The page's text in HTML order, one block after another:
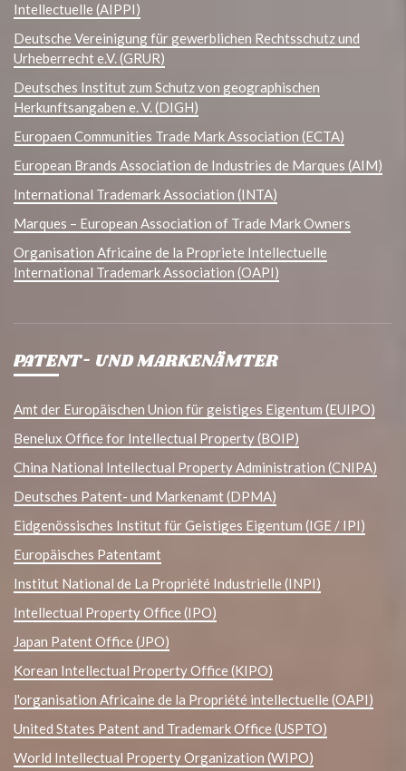
Intellectuelle (AIPPI)
Deutsche Vereinigung für gewerblichen Rechtsschutz und
Urheberrecht e.V. (GRUR)
Deutsches Institut zum Schutz von geographischen
Herkunftsangaben e. V. (DIGH)
Europaen Communities Trade Mark Association (ECTA)
European Brands Association de Industries de Marques (AIM)
International Trademark Association (INTA)
Marques – European Association of Trade Mark Owners
Organisation Africaine de la Propriete Intellectuelle
International Trademark Association (OAPI)
PATENT- UND MARKENÄMTER
Amt der Europäischen Union für geistiges Eigentum (EUIPO)
Benelux Office for Intellectual Property (BOIP)
China National Intellectual Property Administration (CNIPA)
Deutsches Patent- und Markenamt (DPMA)
Eidgenössisches Institut für Geistiges Eigentum (IGE / IPI)
Europäisches Patentamt
Institut National de La Propriété Industrielle (INPI)
Intellectual Property Office (IPO)
Japan Patent Office (JPO)
Korean Intellectual Property Office (KIPO)
l'organisation Africaine de la Propriété intellectuelle (OAPI)
United States Patent and Trademark Office (USPTO)
World Intellectual Property Organization (WIPO)